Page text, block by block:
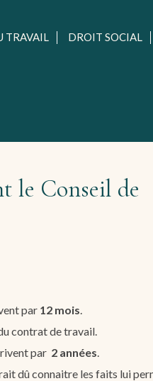
TRAVAIL DROIT SOCIAL
le Conseil de
par 12 mois
contrat de travail.
par 2 années
dû connaitre les faits lui